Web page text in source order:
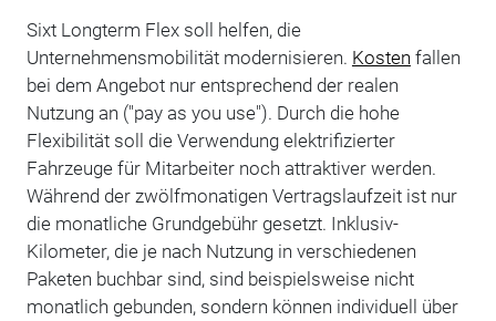
Sixt Longterm Flex soll helfen, die
Unternehmensmobilität modernisieren. Kosten fallen
bei dem Angebot nur entsprechend der realen
Nutzung an ("pay as you use"). Durch die hohe
Flexibilität soll die Verwendung elektrifizierter
Fahrzeuge für Mitarbeiter noch attraktiver werden.
Während der zwölfmonatigen Vertragslaufzeit ist nur
die monatliche Grundgebühr gesetzt. Inklusiv-
Kilometer, die je nach Nutzung in verschiedenen
Paketen buchbar sind, sind beispielsweise nicht
monatlich gebunden, sondern können individuell über